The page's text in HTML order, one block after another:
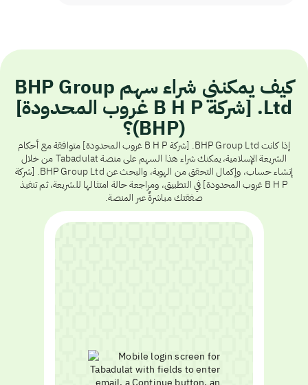
كيف يمكنني شراء سهم BHP Group
Ltd. [شركة B H P غروب المحدودة]
(BHP)؟
إذا كانت BHP Group Ltd. [شركة B H P غروب المحدودة] متوافقة مع أحكام
الشريعة الإسلامية، يمكنك شراء هذا السهم على منصة Tabadulat من خلال
إنشاء حساب، وإكمال التحقق من الهوية، والبحث عن BHP Group Ltd. [شركة
B H P غروب المحدودة] في التطبيق، ومراجعة حالة امتثالها للشريعة، ثم تنفيذ
صفقتك مباشرةً عبر المنصة.